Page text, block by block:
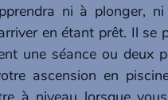
ni à plonger,
en étant prêt. Il se
une séance ou deux
ascension en